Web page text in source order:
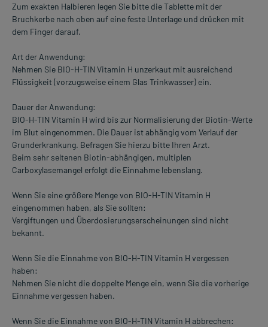
Zum exakten Halbieren legen Sie bitte die Tablette mit der
Bruchkerbe nach oben auf eine feste Unterlage und drücken mit
dem Finger darauf.
Art der Anwendung:
Nehmen Sie BIO-H-TIN Vitamin H unzerkaut mit ausreichend
Flüssigkeit (vorzugsweise einem Glas Trinkwasser) ein.
Dauer der Anwendung:
BIO-H-TIN Vitamin H wird bis zur Normalisierung der Biotin-Werte
im Blut eingenommen. Die Dauer ist abhängig vom Verlauf der
Grunderkrankung. Befragen Sie hierzu bitte Ihren Arzt.
Beim sehr seltenen Biotin-abhängigen, multiplen
Carboxylasemangel erfolgt die Einnahme lebenslang.
Wenn Sie eine größere Menge von BIO-H-TIN Vitamin H
eingenommen haben, als Sie sollten:
Vergiftungen und Überdosierungserscheinungen sind nicht
bekannt.
Wenn Sie die Einnahme von BIO-H-TIN Vitamin H vergessen
haben:
Nehmen Sie nicht die doppelte Menge ein, wenn Sie die vorherige
Einnahme vergessen haben.
Wenn Sie die Einnahme von BIO-H-TIN Vitamin H abbrechen: